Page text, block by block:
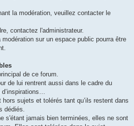
la modération, veuillez contacter le
contactez l'administrateur.
sur un espace public pourra être
de ce forum.
de lui rentrent aussi dans le cadre du
sujets et tolérés tant qu’ils restent dans
dédiés.
s'étant jamais bien terminées, elles ne sont